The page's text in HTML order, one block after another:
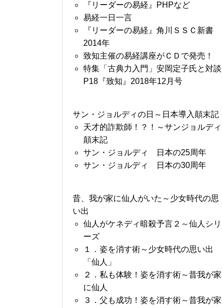
『リーダーの易経』PHPなど
易経一日一言
『リーダーの易経』角川ＳＳＣ新書
2014年
致知主催の易経講座がＣＤで発売！
特集「古典力入門」安岡定子氏と対談
P18『致知』2018年12月号
サン・ジョルディの日～日本導入顛末記
天才的詐欺師！？！～サンジョルディ
顛末記
サン・ジョルディ 日本の25周年
サン・ジョルディ 日本の30周年
昔、我が家に仙人がいた～少女時代の思
い出
仙人がケネディ暗殺予言２～仙人シリ
ーズ
１．姿を消す術～少女時代の思い出
「仙人」
２．私も体験！姿を消す術～昔我が家
に仙人
３．父も成功！姿を消す術～昔我が家